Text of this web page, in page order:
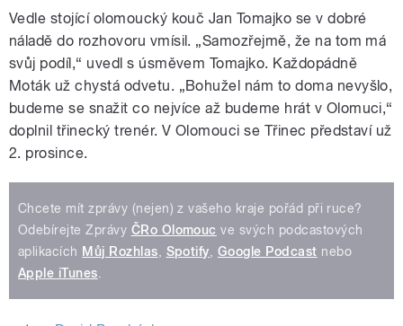
Vedle stojící olomoucký kouč Jan Tomajko se v dobré
náladě do rozhovoru vmísil. „Samozřejmě, že na tom má
svůj podíl,“ uvedl s úsměvem Tomajko. Každopádně
Moták už chystá odvetu. „Bohužel nám to doma nevyšlo,
budeme se snažit co nejvíce až budeme hrát v Olomuci,“
doplnil třinecký trenér. V Olomouci se Třinec představí už
2. prosince.
Chcete mít zprávy (nejen) z vašeho kraje pořád při ruce?
Odebírejte Zprávy ČRo Olomouc ve svých podcastových
aplikacích Můj Rozhlas, Spotify, Google Podcast nebo
Apple iTunes.